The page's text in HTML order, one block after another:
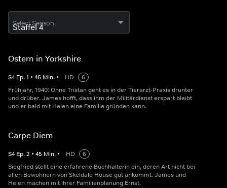
Select Season
Ostern in Yorkshire
S4 Ep.1 • 46 Min. • HD
6
Frühjahr, 1940: Ohne Tristan geht es in der Tierarzt-Praxis drunter
und drüber. James hofft, dass ihm der Militärdienst erspart bleibt
und er bald mit Helen eine Familie gründen kann.
Carpe Diem
S4 Ep.2 • 45 Min. • HD
6
Siegfried stellt eine erfahrene Buchhalterin ein, deren Art nicht bei
allen Bewohnern von Skeldale House gut ankommt. James und
Helen machen mit ihrer Familienplanung Ernst.